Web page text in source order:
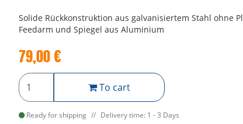
Solide Rückkonstruktion aus galvanisiertem Stahl ohne
Feedarm und Spiegel aus Aluminium
79,00€
To cart
Ready for shipping Delivery time: 1 - 3 Days